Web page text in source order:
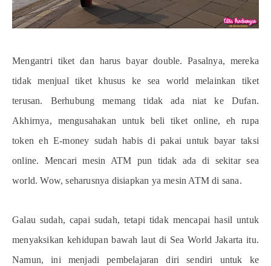
Mengantri tiket dan harus bayar double. Pasalnya, mereka
tidak menjual tiket khusus ke sea world melainkan tiket
terusan. Berhubung memang tidak ada niat ke Dufan.
Akhirnya, mengusahakan untuk beli tiket online, eh rupa
token eh E-money sudah habis di pakai untuk bayar taksi
online. Mencari mesin ATM pun tidak ada di sekitar sea
world. Wow, seharusnya disiapkan ya mesin ATM di sana.
Galau sudah, capai sudah, tetapi tidak mencapai hasil untuk
menyaksikan kehidupan bawah laut di Sea World Jakarta itu.
Namun, ini menjadi pembelajaran diri sendiri untuk ke